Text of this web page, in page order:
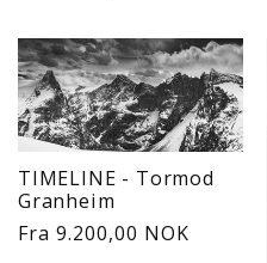
TIMELINE - Tormod
Granheim
Vanlig
Fra 9.200,00 NOK